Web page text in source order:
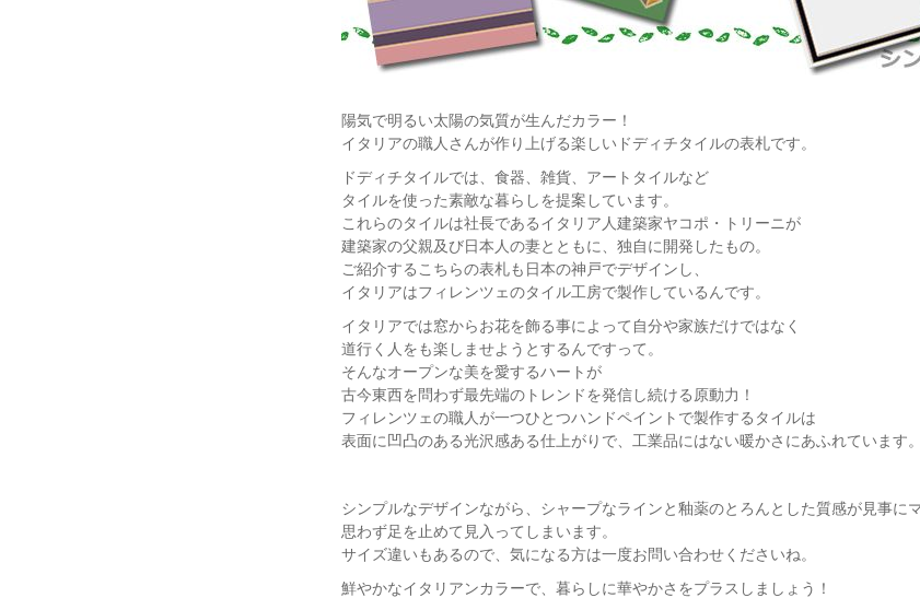
陽気で明るい太陽の気質が生んだカラー！
イタリアの職人さんが作り上げる楽しいドディチタイルの表札です。
ドディチタイルでは、食器、雑貨、アートタイルなど
タイルを使った素敵な暮らしを提案しています。
これらのタイルは社長であるイタリア人建築家ヤコポ・トリーニが
建築家の父親及び日本人の妻とともに、独自に開発したもの。
ご紹介するこちらの表札も日本の神戸でデザインし、
イタリアはフィレンツェのタイル工房で製作しているんです。
イタリアでは窓からお花を飾る事によって自分や家族だけではなく
道行く人をも楽しませようとするんですって。
そんなオープンな美を愛するハートが
古今東西を問わず最先端のトレンドを発信し続ける原動力！
フィレンツェの職人が一つひとつハンドペイントで製作するタイルは
表面に凹凸のある光沢感ある仕上がりで、工業品にはない暖かさにあふれています。
シンプルなデザインながら、シャープなラインと釉薬のとろんとした質感が見事にマ
思わず足を止めて見入ってしまいます。
サイズ違いもあるので、気になる方は一度お問い合わせくださいね。
鮮やかなイタリアンカラーで、暮らしに華やかさをプラスしましょう！